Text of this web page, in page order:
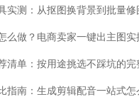
实测：从抠图换背景到批量修
么做？电商卖家一键出主图实
清单：按用途挑选不踩坑的完
指南：生成剪辑配音一站式怎